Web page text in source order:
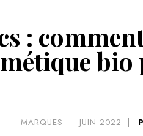
:
MARQUES JUIN 2022